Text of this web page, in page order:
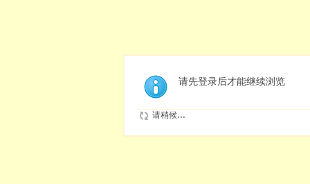
请先登录后才能继续浏览
请稍候...